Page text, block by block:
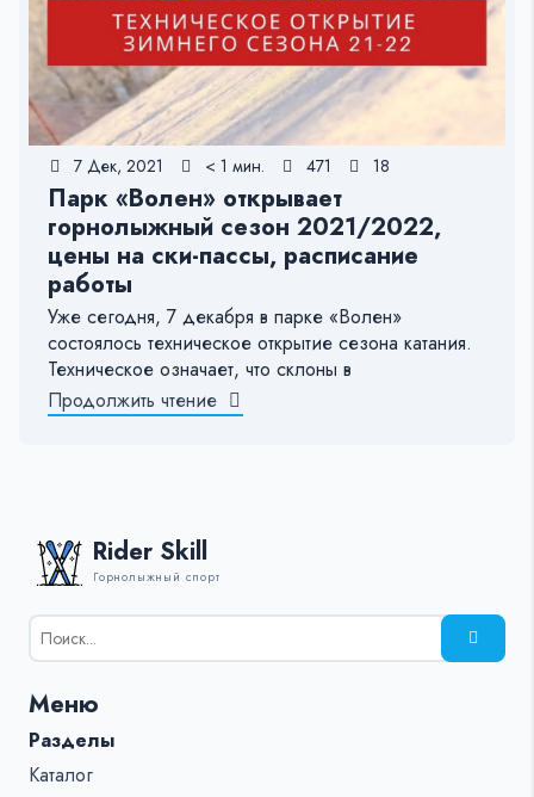
7 Дек, 2021 < 1 мин. 471 18
Парк «Волен» открывает
горнолыжный сезон 2021/2022,
цены на ски-пассы, расписание
работы
Уже сегодня, 7 декабря в парке «Волен»
состоялось техническое открытие сезона катания.
Техническое означает, что склоны в
Продолжить чтение
Rider Skill
Горнолыжный спорт
Результаты
поиска
%s:
Меню
Разделы
Каталог